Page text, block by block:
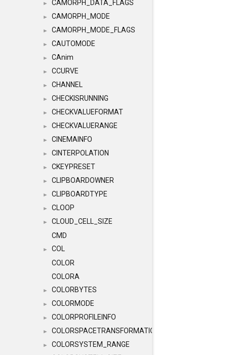
► CAMORPH_DATA_FLAGS
► CAMORPH_MODE
► CAMORPH_MODE_FLAGS
► CAUTOMODE
► CAnim
► CCURVE
► CHANNEL
► CHECKISRUNNING
► CHECKVALUEFORMAT
► CHECKVALUERANGE
► CINEMAINFO
► CINTERPOLATION
► CKEYPRESET
► CLIPBOARDOWNER
► CLIPBOARDTYPE
► CLOOP
►
CLOUD_CELL_SIZE
CMD
►
COL
COLOR
COLORA
► COLORBYTES
► COLORMODE
► COLORPROFILEINFO
► COLORSPACETRANSFORMATION
► COLORSYSTEM_RANGE